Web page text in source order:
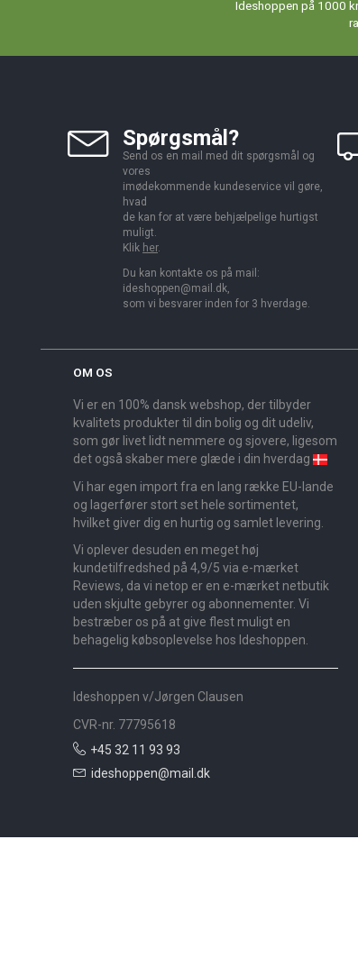
Ideshoppen på 1000
Spørgsmål?
Send os en mail med dit spørgsmål og
vores
imødekommende kundeservice vil gøre,
hvad
de kan for at være behjælpelige hurtigst
muligt.
Klik her.
Du kan kontakte os på mail:
ideshoppen@mail.dk,
som vi besvarer inden for 3 hverdage.
OM OS
Vi er en 100% dansk webshop, der tilbyder
kvalitets produkter til din bolig og dit udeliv,
som gør livet lidt nemmere og sjovere, ligesom
det også skaber mere glæde i din hverdag
Vi har egen import fra en lang række EU-lande
og lagerfører stort set hele sortimentet,
hvilket giver dig en hurtig og samlet levering.
Vi oplever desuden en meget høj
kundetilfredshed på 4,9/5 via e-mærket
Reviews, da vi netop er en e-mærket netbutik
uden skjulte gebyrer og abonnementer. Vi
bestræber os på at give flest muligt en
behagelig købsoplevelse hos Ideshoppen.
Ideshoppen v/Jørgen Clausen
CVR-nr. 77795618
+45 32 11 93 93
ideshoppen@mail.dk